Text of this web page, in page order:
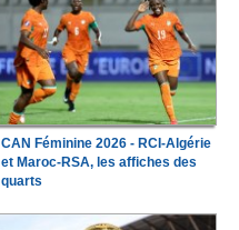
CAN Féminine 2026 - RCI-Algérie
et Maroc-RSA, les affiches des
quarts